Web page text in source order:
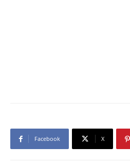
Facebook X